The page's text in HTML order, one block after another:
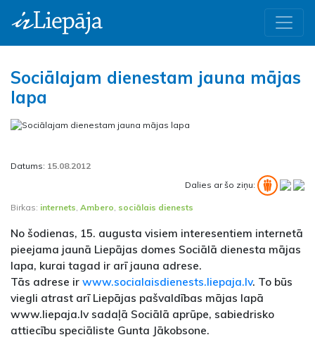
Sociālajam dienestam jauna mājas
lapa
Datums: 15.08.2012
Dalies ar šo ziņu:
Birkas: internets Ambero sociālais dienests
No šodienas, 15. augusta visiem interesentiem internetā
pieejama jaunā Liepājas domes Sociālā dienesta mājas
lapa, kurai tagad ir arī jauna adrese.
Tās adrese ir www.socialaisdienests.liepaja.lv. To būs
viegli atrast arī Liepājas pašvaldības mājas lapā
www.liepaja.lv sadaļā Sociālā aprūpe, sabiedrisko
attiecību speciāliste Gunta Jākobsone.